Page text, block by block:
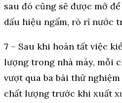
sau đó cũng sẽ được mở
dấu hiệu ngấm, rò rỉ nước
7 – Sau khi hoàn tất việc
lượng trong nhà máy, mỗi
vượt qua ba bài thử
chất lượng trước khi xuất